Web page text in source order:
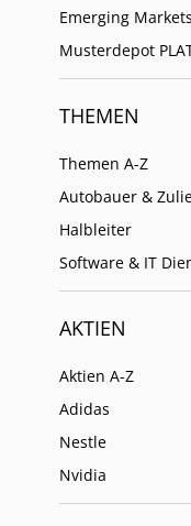
Emerging Markets
Musterdepot
THEMEN
Themen A-Z
Autobauer &
Halbleiter
Software & IT
AKTIEN
Aktien A-Z
Adidas
Nestle
Nvidia